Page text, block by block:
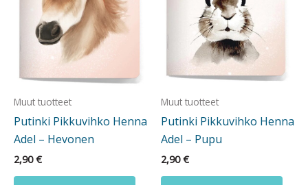
Muut tuotteet
Putinki Pikkuvihko Henna
Adel – Hevonen
2,90€
Muut tuotteet
Putinki Pikkuvihko Henna
Adel – Pupu
2,90€